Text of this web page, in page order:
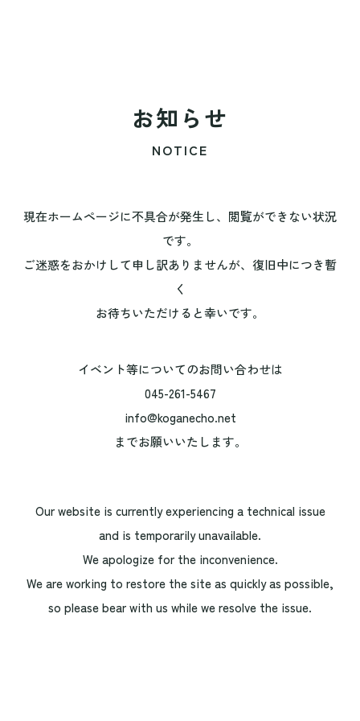
お知らせ
NOTICE
現在ホームページに不具合が発生し、閲覧ができない状況
です。
ご迷惑をおかけして申し訳ありませんが、復旧中につき暫
く
お待ちいただけると幸いです。
イベント等についてのお問い合わせは
045-261-5467
info@koganecho.net
までお願いいたします。
Our website is currently experiencing a technical issue
and is temporarily unavailable.
We apologize for the inconvenience.
We are working to restore the site as quickly as possible,
so please bear with us while we resolve the issue.